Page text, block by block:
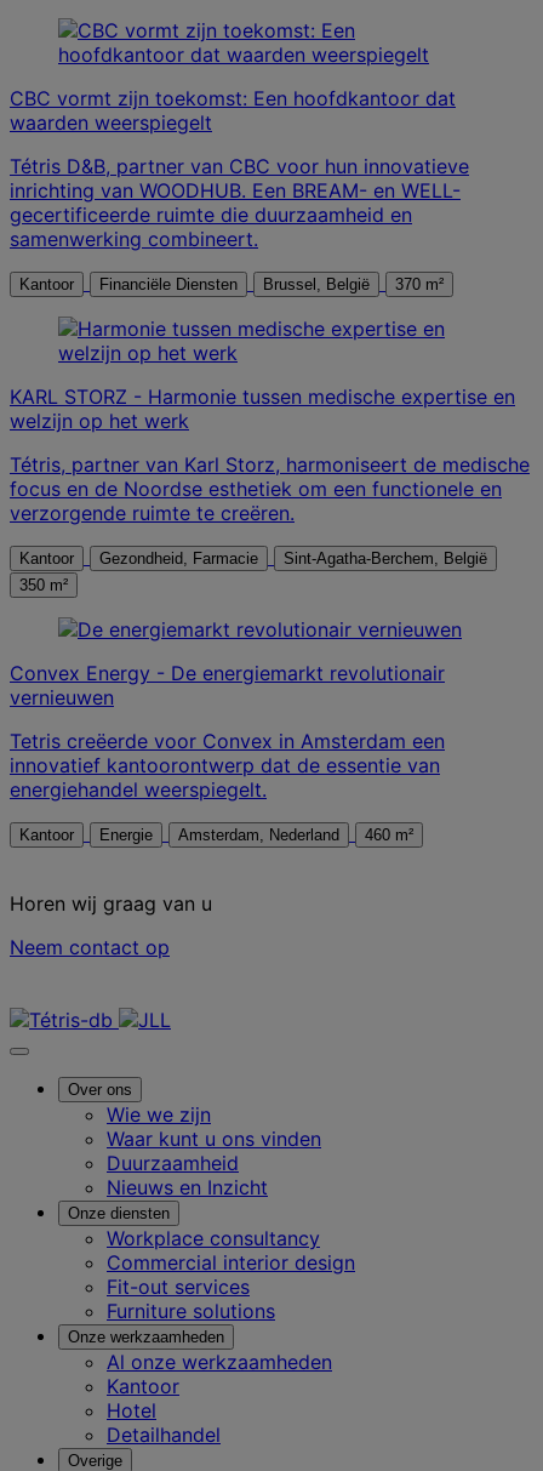
CBC vormt zijn toekomst: Een hoofdkantoor dat
waarden weerspiegelt
Tétris D&B, partner van CBC voor hun innovatieve
inrichting van WOODHUB. Een BREAM- en WELL-
gecertificeerde ruimte die duurzaamheid en
samenwerking combineert.
Kantoor Financiële Diensten Brussel, België 370 m²
KARL STORZ - Harmonie tussen medische expertise en
welzijn op het werk
Tétris, partner van Karl Storz, harmoniseert de medische
focus en de Noordse esthetiek om een functionele en
verzorgende ruimte te creëren.
Kantoor Gezondheid, Farmacie
Sint-Agatha-Berchem, België
350 m²
Convex Energy - De energiemarkt revolutionair
vernieuwen
Tetris creëerde voor Convex in Amsterdam een
innovatief kantoorontwerp dat de essentie van
energiehandel weerspiegelt.
Kantoor Energie Amsterdam, Nederland 460 m²
Horen wij graag van u
Neem contact op
Over ons
Wie we zijn
Waar kunt u ons vinden
Duurzaamheid
Nieuws en Inzicht
Onze diensten
Workplace consultancy
Commercial interior design
Fit-out services
Furniture solutions
Onze werkzaamheden
Al onze werkzaamheden
Kantoor
Hotel
Detailhandel
Overige